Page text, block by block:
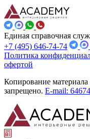
Единая справочная
+7 (495) 646-74-74
Политика
офертой
Копирование материала
запрещено. E-mail: